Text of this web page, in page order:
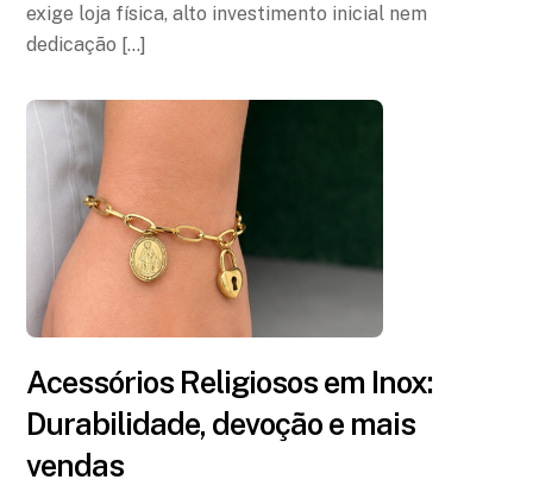
exige loja física, alto investimento inicial nem
dedicação […]
Acessórios Religiosos em Inox:
Durabilidade, devoção e mais
vendas